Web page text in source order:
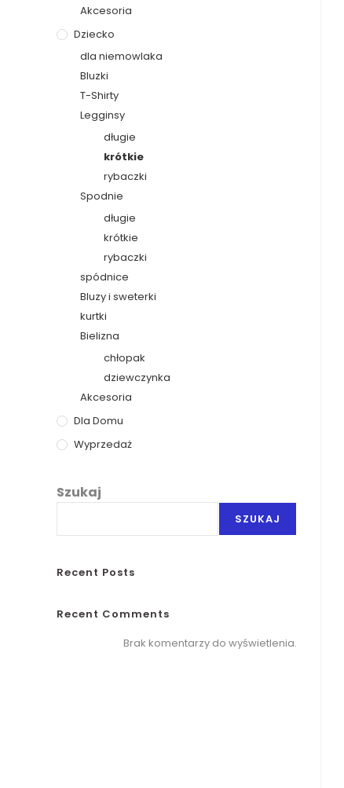
Akcesoria
Dziecko
dla niemowlaka
Bluzki
T-Shirty
Legginsy
długie
krótkie
rybaczki
Spodnie
długie
krótkie
rybaczki
spódnice
Bluzy i sweterki
kurtki
Bielizna
chłopak
dziewczynka
Akcesoria
Dla Domu
Wyprzedaż
Szukaj
SZUKAJ
Recent Posts
Recent Comments
Brak komentarzy do wyświetlenia.